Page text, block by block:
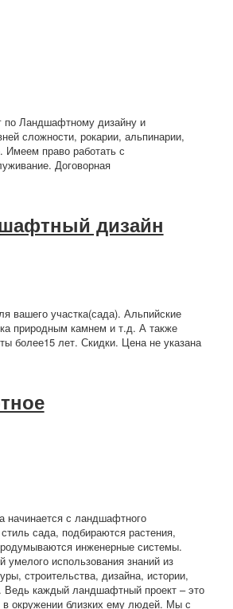
по Ландшафтному дизайну и
сложности, рокарии, альпинарии,
Имеем право работать с
Договорная
дизайн
вашего участка(сада). Альпийские
природным камнем и т.д. А также
более15 лет. Скидки. Цена не указана
начинается с ландшафтного
сада, подбираются растения,
инженерные системы.
использования знаний из
строительства, дизайна, истории,
Ведь каждый ландшафтный проект – это
в окружении близких ему людей. Мы с